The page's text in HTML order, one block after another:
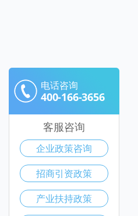
电话咨询
400-166-3656
客服咨询
企业政策咨询
招商引资政策
产业扶持政策